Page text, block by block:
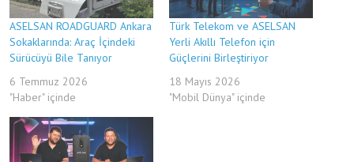
ASELSAN ROADGUARD Ankara
Sokaklarında: Araç İçindeki
Sürücüyü Bile Tanıyor
6 Temmuz 2026
"Haber" içinde
Türk Telekom ve ASELSAN
Yerli Akıllı Telefon için
Güçlerini Birleştiriyor
18 Mayıs 2026
"Mobil Dünya" içinde